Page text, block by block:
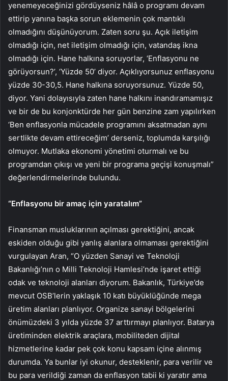
yenemeyeceğinizi gördüyseniz hâlâ o programı devam
ettirip yanına başka sorun eklemenin çok mantıklı
olmadığını düşünüyorum. Zaten soru şu. Açık iletişim
olmadığı için, net iletişim olmadığı için, vatandaş ikna
olmadığı için. Hane halkına soruyorlar, ‘Enflasyonu ne
görüyorsun?’, ‘Yüzde 50’ diyor. Açıklıyorsunuz enflasyonu
yüzde 30-30,5. Hane halkına soruyorsunuz. Yüzde 50,
diyor. Yani dolayısıyla zaten hane halkını inandıramamışız
ve bir de bu konjonktürde her gün benzine zam yapılırken
‘Ben enflasyonla mücadele programını aksatmadan aynı
sertlikte devam ettireceğim’ derseniz, toplumda karşılığı
olmuyor. Mutlaka ekonomi yönetimi oturmalı ve bu
programdan çıkışı ve yeni bir programa geçişi konuşmalı”
değerlendirmelerinde bulundu.
“Enflasyonu bir amaç için yaratalım”
Finansman musluklarının açılması gerektiğini, ancak
eskiden olduğu gibi yanlış alanlara olmaması gerektiğini
vurgulayan Aran, “O yüzden Sanayi ve Teknoloji
Bakanlığı’nın o Milli Teknoloji Hamlesi’nde işaret ettiği
odak ve teknoloji alanları diyorum. Bakanlık, Türkiye’de
mevcut OSB’lerin yaklaşık 10 katı büyüklüğünde mega
üretim alanları planlıyor. Organize sanayi bölgelerini
önümüzdeki 3 yılda yüzde 37 arttırmayı planlıyor. Batarya
üretiminden elektrik araçlara, mobiliteden dijital
hizmetlerine kadar pek çok konu kapsam içine alınmış
durumda. Ya bunlar iyi okunur, desteklenir, para verilir ve
bu para verildiği zaman da enflasyon tabii ki yaratır ama